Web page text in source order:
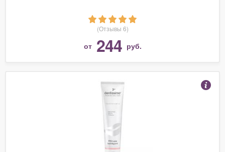
(Отзывы 6)
от 244 руб.